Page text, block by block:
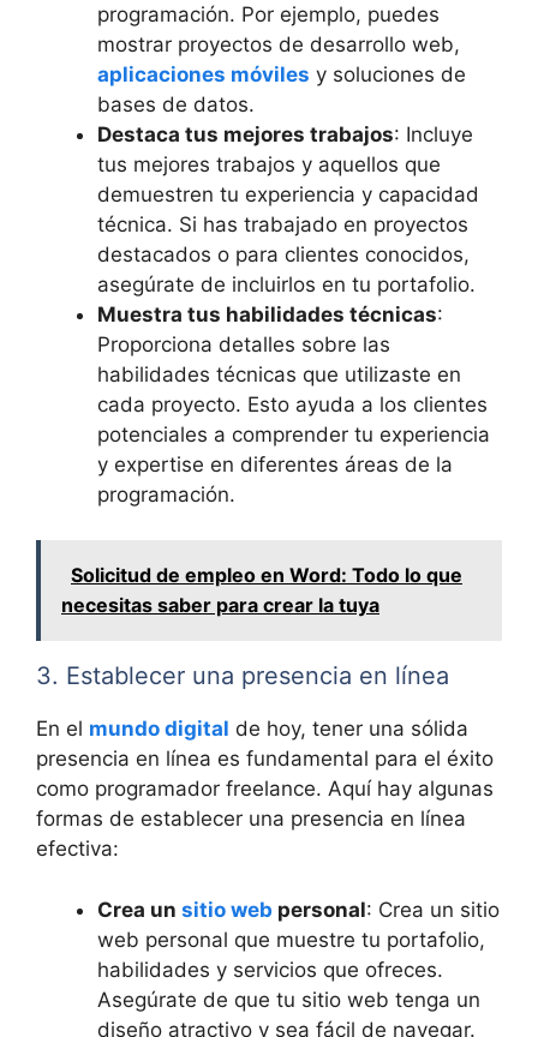
programación. Por ejemplo, puedes
mostrar proyectos de desarrollo web,
aplicaciones móviles y soluciones de
bases de datos.
Destaca tus mejores trabajos: Incluye
tus mejores trabajos y aquellos que
demuestren tu experiencia y capacidad
técnica. Si has trabajado en proyectos
destacados o para clientes conocidos,
asegúrate de incluirlos en tu portafolio.
Muestra tus habilidades técnicas:
Proporciona detalles sobre las
habilidades técnicas que utilizaste en
cada proyecto. Esto ayuda a los clientes
potenciales a comprender tu experiencia
y expertise en diferentes áreas de la
programación.
Solicitud de empleo en Word: Todo lo que
necesitas saber para crear la tuya
3. Establecer una presencia en línea
En el mundo digital de hoy, tener una sólida
presencia en línea es fundamental para el éxito
como programador freelance. Aquí hay algunas
formas de establecer una presencia en línea
efectiva:
Crea un sitio web personal: Crea un sitio
web personal que muestre tu portafolio,
habilidades y servicios que ofreces.
Asegúrate de que tu sitio web tenga un
diseño atractivo y sea fácil de navegar.